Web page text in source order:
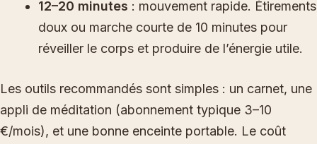
12–20 minutes : mouvement rapide. Étirements
doux ou marche courte de 10 minutes pour
réveiller le corps et produire de l’énergie utile.
Les outils recommandés sont simples : un carnet, une
appli de méditation (abonnement typique 3–10
€/mois), et une bonne enceinte portable. Le coût